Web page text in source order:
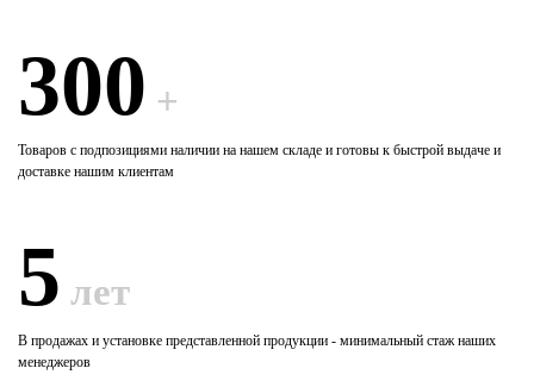
300+
Товаров с подпозициями наличии на нашем складе и готовы к быстрой выдаче и
доставке нашим клиентам
5лет
В продажах и установке представленной продукции - минимальный стаж наших
менеджеров